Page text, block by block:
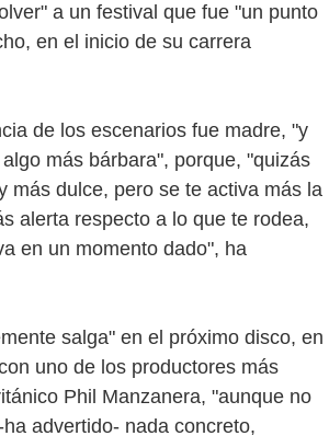
a un festival que fue "un punto
en el inicio de su carrera
de los escenarios fue madre, "y
más bárbara", porque, "quizás
más dulce, pero se te activa más la
alerta respecto a lo que te rodea,
en un momento dado", ha
salga" en el próximo disco, en
uno de los productores más
Phil Manzanera, "aunque no
advertido- nada concreto,